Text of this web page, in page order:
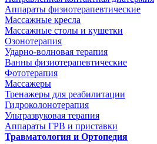
Аппараты физиотерапевтические
Массажные кресла
Массажные столы и кушетки
Озонотерапия
Ударно-волновая терапия
Ванны физиотерапевтические
Фототерапия
Массажеры
Тренажеры для реабилитации
Гидроколонотерапия
Ультразвуковая терапия
Аппараты ГРВ и приставки
Травматология и Ортопедия